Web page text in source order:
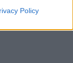
Policy